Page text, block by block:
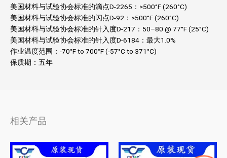
美国材料与试验协会标准的滴点D-2265：>500°F (260°C)
美国材料与试验协会标准的闪点D-92：>500°F (260°C)
美国材料与试验协会标准的针入度D-217：50–80 @ 77°F (25°C)
美国材料与试验协会标准的针入度D-6184：最大1.0%
作业温度范围：-70°F to 700°F (-57°C to 371°C)
保质期：五年
相关产品